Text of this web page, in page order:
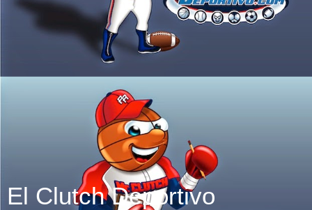
El Clutch Deportivo